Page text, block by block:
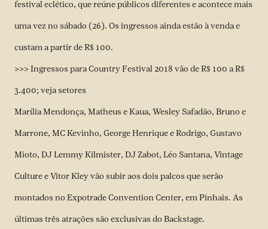
festival eclético, que reúne públicos diferentes e acontece mais
uma vez no sábado (26). Os ingressos ainda estão à venda e
custam a partir de R$ 100.
>>> Ingressos para Country Festival 2018 vão de R$ 100 a R$
3.400; veja setores
Marília Mendonça, Matheus e Kaua, Wesley Safadão, Bruno e
Marrone, MC Kevinho, George Henrique e Rodrigo, Gustavo
Mioto, DJ Lemmy Kilmister, DJ Zabot, Léo Santana, Vintage
Culture e Vitor Kley vão subir aos dois palcos que serão
montados no Expotrade Convention Center, em Pinhais. As
últimas três atrações são exclusivas do Backstage.